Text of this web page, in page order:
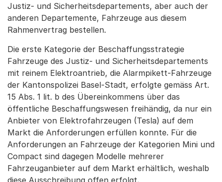
Justiz- und Sicherheitsdepartements, aber auch der
anderen Departemente, Fahrzeuge aus diesem
Rahmenvertrag bestellen.
Die erste Kategorie der Beschaffungsstrategie
Fahrzeuge des Justiz- und Sicherheitsdepartements
mit reinem Elektroantrieb, die Alarmpikett-Fahrzeuge
der Kantonspolizei Basel-Stadt, erfolgte gemäss Art.
15 Abs. 1 lit. b des Übereinkommens über das
öffentliche Beschaffungswesen freihändig, da nur ein
Anbieter von Elektrofahrzeugen (Tesla) auf dem
Markt die Anforderungen erfüllen konnte. Für die
Anforderungen an Fahrzeuge der Kategorien Mini und
Compact sind dagegen Modelle mehrerer
Fahrzeuganbieter auf dem Markt erhältlich, weshalb
diese Ausschreibung offen erfolgt.